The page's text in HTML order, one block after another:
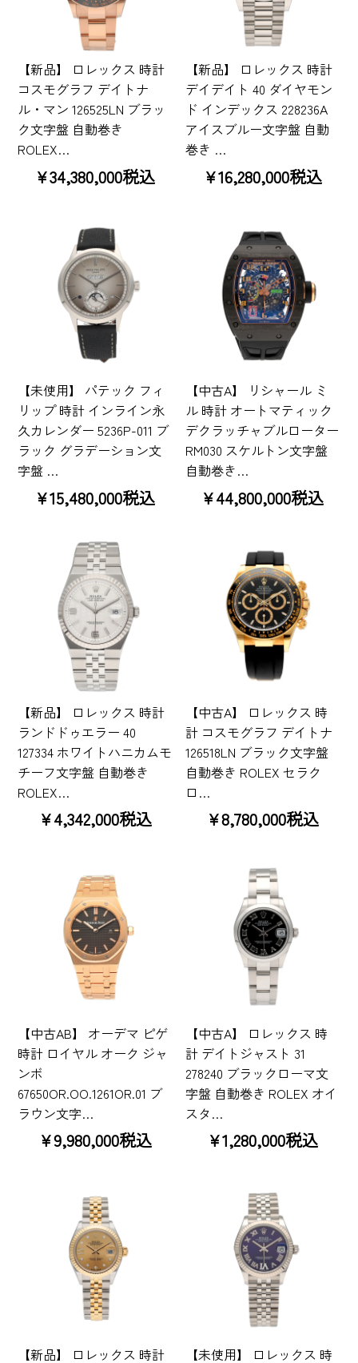
【新品】 ロレックス 時計
コスモグラフ デイトナ
ル・マン 126525LN ブラッ
ク文字盤 自動巻き
ROLEX…
¥34,380,000税込
【新品】 ロレックス 時計
デイデイト 40 ダイヤモン
ド インデックス 228236A
アイスブルー文字盤 自動
巻き …
¥16,280,000税込
【未使用】 パテック フィ
リップ 時計 インライン永
久カレンダー 5236P-011 ブ
ラック グラデーション文
字盤 …
¥15,480,000税込
【中古A】 リシャール ミ
ル 時計 オートマティック
デクラッチャブルローター
RM030 スケルトン文字盤
自動巻き…
¥44,800,000税込
【新品】 ロレックス 時計
ランドドゥエラー 40
127334 ホワイトハニカムモ
チーフ文字盤 自動巻き
ROLEX…
¥4,342,000税込
【中古A】 ロレックス 時
計 コスモグラフ デイトナ
126518LN ブラック文字盤
自動巻き ROLEX セラク
ロ…
¥8,780,000税込
【中古AB】 オーデマ ピゲ
時計 ロイヤル オーク ジャ
ンボ
67650OR.OO.1261OR.01 ブ
ラウン文字…
¥9,980,000税込
【中古A】 ロレックス 時
計 デイトジャスト 31
278240 ブラックローマ文
字盤 自動巻き ROLEX オイ
スタ…
¥1,280,000税込
【新品】 ロレックス 時計 【未使用】 ロレックス 時